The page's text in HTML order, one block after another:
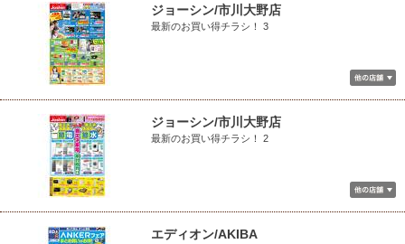
ジョーシン/市川大野店
最新のお買い得チラシ！ 3
ジョーシン/市川大野店
最新のお買い得チラシ！ 2
エディオン/AKIBA